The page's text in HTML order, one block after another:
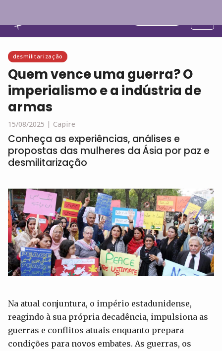
desmilitarização
Quem vence uma guerra? O
imperialismo e a indústria de
armas
15/08/2025 | Capire
Conheça as experiências, análises e
propostas das mulheres da Ásia por paz e
desmilitarização
Na atual conjuntura, o império estadunidense,
reagindo à sua própria decadência, impulsiona as
guerras e conflitos atuais enquanto prepara
condições para novos embates. As guerras, os